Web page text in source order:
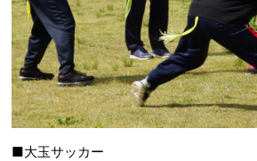
■大玉サッカー